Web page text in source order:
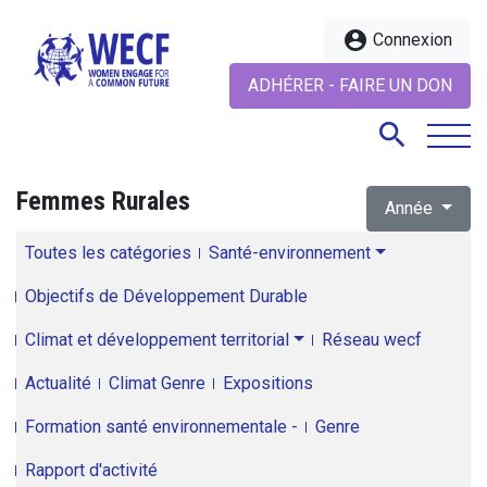
account_circle Connexion
ADHÉRER - FAIRE UN DON
search
Femmes Rurales Année
Toutes les catégories Santé-environnement
Objectifs de Développement Durable
Climat et développement territorial Réseau wecf
Actualité Climat Genre Expositions
Formation santé environnementale - Genre
Rapport d'activité